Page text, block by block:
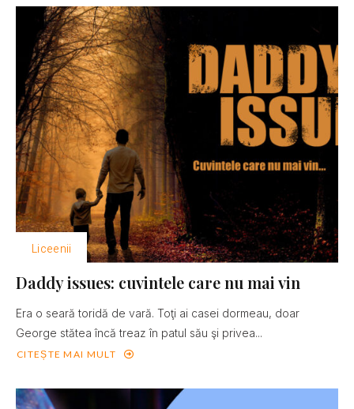
Liceenii
Daddy issues: cuvintele care nu mai vin
Era o seară toridă de vară. Toţi ai casei dormeau, doar
George stătea încă treaz în patul său şi privea...
CITEȘTE MAI MULT